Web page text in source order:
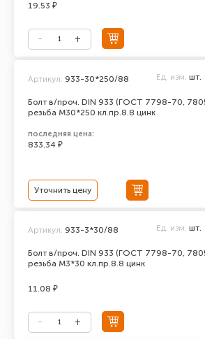
19.53 ₽
Болт в/проч. DIN 933 (ГОСТ 7798-70,
резьба М30*250 кл.пр.8.8 цинк
Артикул: 933-30*250/88 Ед. изм. шт.
последняя цена:
833.34 ₽
Уточнить цену
Болт в/проч. DIN 933 (ГОСТ 7798-70,
резьба М3*30 кл.пр.8.8 цинк
Артикул: 933-3*30/88 Ед. изм. шт.
11.08 ₽